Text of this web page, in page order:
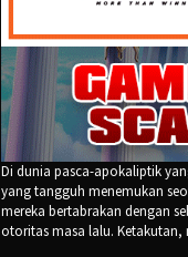
Di dunia pasca-apokaliptik
yang tangguh menemukan
mereka bertabrakan dengan
otoritas masa lalu. Ketakutan,